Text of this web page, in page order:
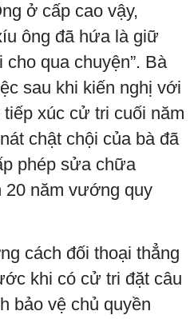
ở cấp cao vậy,
ông đã hứa là giữ
qua chuyện”. Bà
sau khi kiến nghị với
xúc cử tri cuối năm
chật chội của bà đã
phép sửa chữa
20 năm vướng quy
cách đối thoại thẳng
khi có cử tri đặt câu
bảo vệ chủ quyền